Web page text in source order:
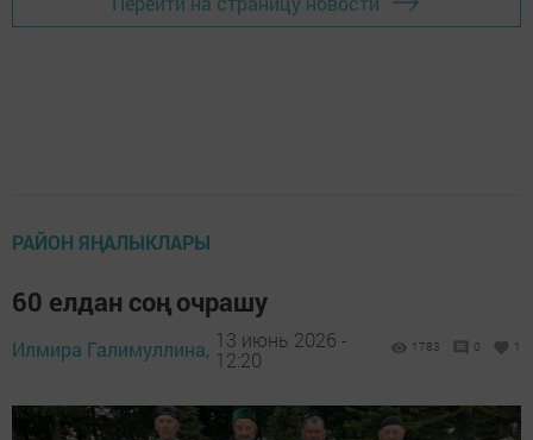
РАЙОН ЯҢАЛЫКЛАРЫ
60 елдан соң очрашу
Илмира Галимуллина, 13 июнь 2026 -
12:20
1783 0 1